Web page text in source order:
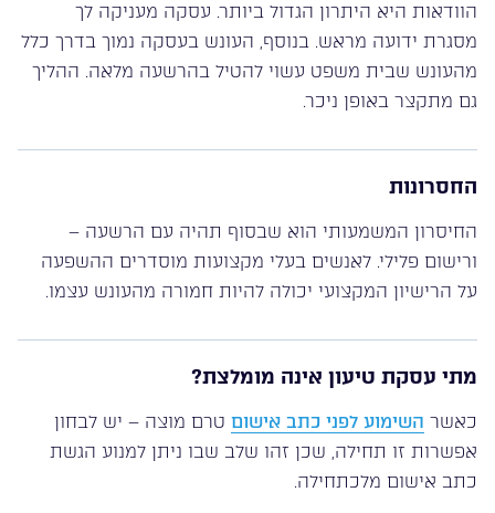
הוודאות היא היתרון הגדול ביותר. עסקה מעניקה לך
מסגרת ידועה מראש. בנוסף, העונש בעסקה נמוך בדרך כלל
מהעונש שבית משפט עשוי להטיל בהרשעה מלאה. ההליך
גם מתקצר באופן ניכר.
החסרונות
החיסרון המשמעותי הוא שבסוף תהיה עם הרשעה –
ורישום פלילי. לאנשים בעלי מקצועות מוסדרים ההשפעה
על הרישיון המקצועי יכולה להיות חמורה מהעונש עצמו.
מתי עסקת טיעון אינה מומלצת?
כאשר השימוע לפני כתב אישום טרם מוצה – יש לבחון
אפשרות זו תחילה, שכן זהו שלב שבו ניתן למנוע הגשת
כתב אישום מלכתחילה.